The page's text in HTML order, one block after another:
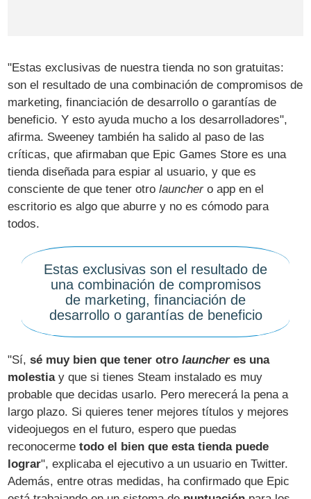
"Estas exclusivas de nuestra tienda no son gratuitas:
son el resultado de una combinación de compromisos de
marketing, financiación de desarrollo o garantías de
beneficio. Y esto ayuda mucho a los desarrolladores",
afirma. Sweeney también ha salido al paso de las
críticas, que afirmaban que Epic Games Store es una
tienda diseñada para espiar al usuario, y que es
consciente de que tener otrolaunchero app en el
escritorio es algo que aburre y no es cómodo para
todos.
Estas exclusivas son el resultado de
una combinación de compromisos
de marketing, financiación de
desarrollo o garantías de beneficio
"Sí, sé muy bien que tener otrolauncheres una
molestiay que si tienes Steam instalado es muy
probable que decidas usarlo. Pero merecerá la pena a
largo plazo. Si quieres tener mejores títulos y mejores
videojuegos en el futuro, espero que puedas
reconocermetodo el bien que esta tienda puede
lograr", explicaba el ejecutivo a un usuario en Twitter.
Además, entre otras medidas, ha confirmado que Epic